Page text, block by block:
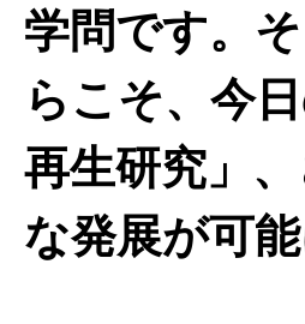
学問です。
らこそ、今
再生研究」
な発展が可